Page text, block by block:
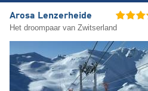
Arosa Lenzerheide
Het droompaar van Zwitserland